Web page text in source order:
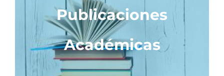
Publicaciones
Académicas